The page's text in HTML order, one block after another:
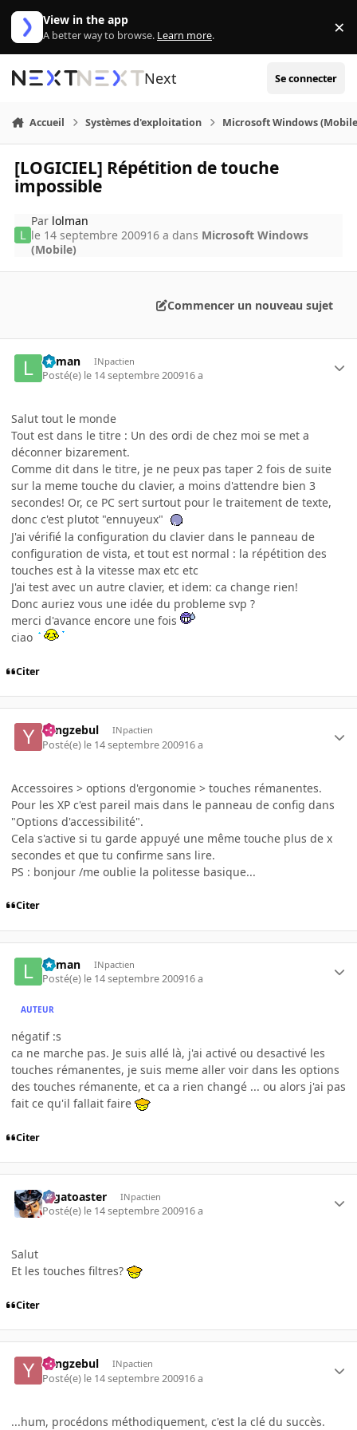
Aller au contenu
View in the app
A better way to browse. Learn more. ×
Next Se connecter
Accueil Systèmes d'exploitation Microsoft Windows
[LOGICIEL] Répétition de touche
impossible
Par lolman
le 14 septembre 200916 a dans Microsoft Windows
(Mobile)
Commencer un nouveau sujet
lolman INpactien
Posté(e) le 14 septembre 200916 a
Salut tout le monde
Tout est dans le titre : Un des ordi de chez moi se met a
déconner bizarement.
Comme dit dans le titre, je ne peux pas taper 2 fois de suite
sur la meme touche du clavier, a moins d'attendre bien 3
secondes! Or, ce PC sert surtout pour le traitement de texte,
donc c'est plutot "ennuyeux"
J'ai vérifié la configuration du clavier dans le panneau de
configuration de vista, et tout est normal : la répétition des
touches est à la vitesse max etc etc
J'ai test avec un autre clavier, et idem: ca change rien!
Donc auriez vous une idée du probleme svp ?
merci d'avance encore une fois
ciao
Citer
Yangzebul INpactien
Posté(e) le 14 septembre 200916 a
Accessoires > options d'ergonomie > touches rémanentes.
Pour les XP c'est pareil mais dans le panneau de config dans
"Options d'accessibilité".
Cela s'active si tu garde appuyé une même touche plus de x
secondes et que tu confirme sans lire.
PS : bonjour /me oublie la politesse basique...
Citer
lolman INpactien
Posté(e) le 14 septembre 200916 a
AUTEUR
négatif :s
ca ne marche pas. Je suis allé là, j'ai activé ou desactivé les
touches rémanentes, je suis meme aller voir dans les options
des touches rémanente, et ca a rien changé ... ou alors j'ai pas
fait ce qu'il fallait faire
Citer
Gigatoaster INpactien
Posté(e) le 14 septembre 200916 a
Salut
Et les touches filtres?
Citer
Yangzebul INpactien
Posté(e) le 14 septembre 200916 a
...hum, procédons méthodiquement, c'est la clé du succès.